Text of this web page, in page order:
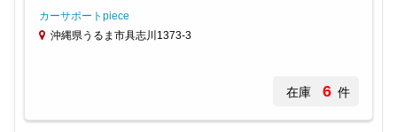
カーサポートpiece
沖縄県うるま市具志川1373-3
在庫 6 件